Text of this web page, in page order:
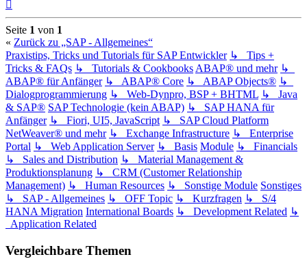
Seite 1 von 1
« Zurück zu „SAP - Allgemeines“
Praxistips, Tricks und Tutorials für SAP Entwickler ↳ Tips +
Tricks & FAQs ↳ Tutorials & Cookbooks ABAP® und mehr ↳
ABAP® für Anfänger ↳ ABAP® Core ↳ ABAP Objects® ↳
Dialogprogrammierung ↳ Web-Dynpro, BSP + BHTML ↳ Java
& SAP® SAP Technologie (kein ABAP) ↳ SAP HANA für
Anfänger ↳ Fiori, UI5, JavaScript ↳ SAP Cloud Platform
NetWeaver® und mehr ↳ Exchange Infrastructure ↳ Enterprise
Portal ↳ Web Application Server ↳ Basis Module ↳ Financials
↳ Sales and Distribution ↳ Material Management &
Produktionsplanung ↳ CRM (Customer Relationship
Management) ↳ Human Resources ↳ Sonstige Module Sonstiges
↳ SAP - Allgemeines ↳ OFF Topic ↳ Kurzfragen ↳ S/4
HANA Migration International Boards ↳ Development Related ↳
Application Related
Vergleichbare Themen